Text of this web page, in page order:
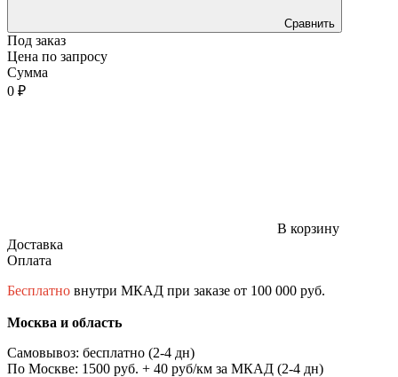
Сравнить
Под заказ
Цена по запросу
Сумма
0 ₽
В корзину
Доставка
Оплата
Бесплатно внутри МКАД при заказе от 100 000 руб.
Москва и область
Самовывоз: бесплатно (2-4 дн)
По Москве: 1500 руб. + 40 руб/км за МКАД (2-4 дн)